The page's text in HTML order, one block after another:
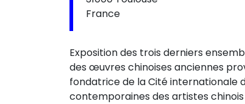
France
Exposition des trois derniers
des œuvres chinoises anciennes
fondatrice de la Cité internationale
contemporaines des artistes chinois